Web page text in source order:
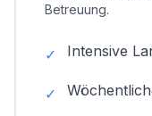
Betreuung.
✓ Intensive
✓